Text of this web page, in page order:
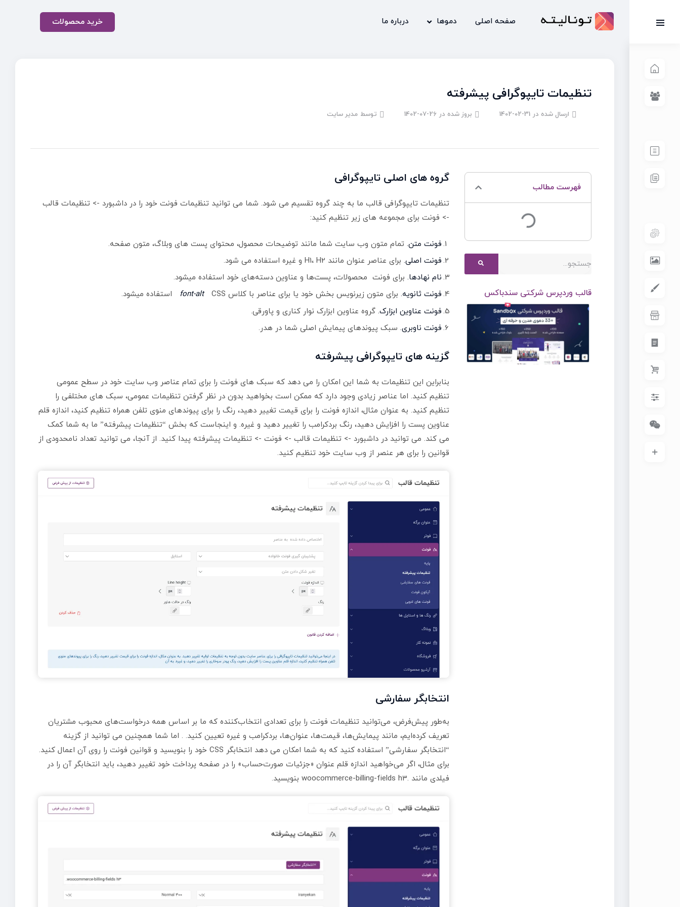
صفحه اصلی دموها درباره ما خرید محصولات
تنظیمات تایپوگرافی پیشرفته
ارسال شده در 1402-02-31 بروز شده در 1402-07-26 توسط مدیر سایت
فهرست مطالب
قالب وردپرس شرکتی سندباکس
گروه های اصلی تایپوگرافی
تنظیمات تایپوگرافی قالب ما به چند گروه تقسیم می شود. شما می توانید تنظیمات فونت خود را در داشبورد -> تنظیمات قالب
-> فونت برای مجموعه های زیر تنظیم کنید:
فونت متن. تمام متون وب سایت شما مانند توضیحات محصول، محتوای پست های وبلاگ، متون صفحه.
فونت اصلی. برای عناصر عنوان مانند H1، H2 و غیره استفاده می شود.
نام نهادها. برای فونت محصولات، پست‌ها و عناوین دسته‌های خود استفاده میشود.
فونت ثانویه. برای متون زیرنویس بخش خود یا برای عناصر با کلاس font-altCSS استفاده میشود.
فونت عناوین ابزارک. گروه عناوین ابزارک نوار کناری و پاورقی.
فونت ناوبری. سبک پیوندهای پیمایش اصلی شما در هدر.
گزینه های تایپوگرافی پیشرفته
بنابراین این تنظیمات به شما این امکان را می دهد که سبک های فونت را برای تمام عناصر وب سایت خود در سطح عمومی
تنظیم کنید. اما عناصر زیادی وجود دارد که ممکن است بخواهید بدون در نظر گرفتن تنظیمات عمومی، سبک های مختلفی را
تنظیم کنید. به عنوان مثال، اندازه فونت را برای قیمت تغییر دهید، رنگ را برای پیوندهای منوی تلفن همراه تنظیم کنید، اندازه قلم
عناوین پست را افزایش دهید، رنگ بردکرامب را تغییر دهید و غیره. و اینجاست که بخش “تنظیمات پیشرفته” ما به شما کمک
می کند. می توانید در داشبورد -> تنظیمات قالب -> فونت -> تنظیمات پیشرفته پیدا کنید. از آنجا، می توانید تعداد نامحدودی از
قوانین را برای هر عنصر از وب سایت خود تنظیم کنید.
انتخابگر سفارشی
به‌طور پیش‌فرض، می‌توانید تنظیمات فونت را برای تعدادی انتخاب‌کننده که ما بر اساس همه درخواست‌های محبوب مشتریان
تعریف کرده‌ایم، مانند پیمایش‌ها، قیمت‌ها، عنوان‌ها، بردکرامب و غیره تعیین کنید. . اما شما همچنین می توانید از گزینه
“انتخابگر سفارشی” استفاده کنید که به شما امکان می دهد انتخابگر CSS خود را بنویسید و قوانین فونت را روی آن اعمال کنید.
برای مثال، اگر می‌خواهید اندازه قلم عنوان «جزئیات صورت‌حساب» را در صفحه پرداخت خود تغییر دهید، باید انتخابگر آن را در
فیلدی مانند .woocommerce-billing-fields h3 بنویسید.